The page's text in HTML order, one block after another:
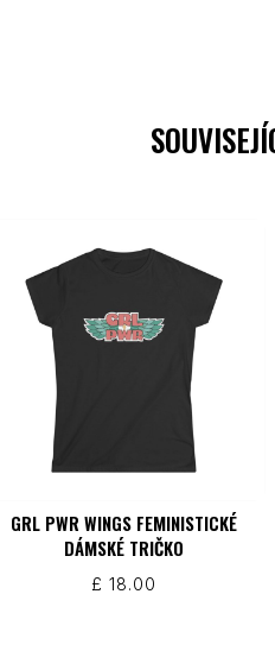
GRL PWR WINGS FEMINISTICKÉ
DÁMSKÉ TRIČKO
£ 18.00